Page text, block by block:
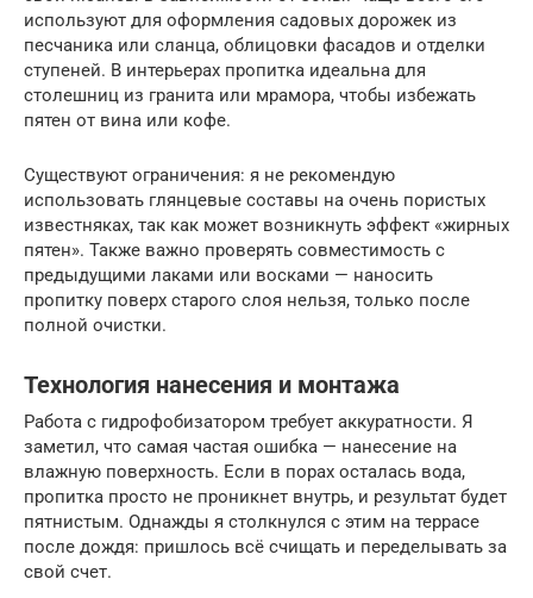
используют для оформления садовых дорожек из
песчаника или сланца, облицовки фасадов и отделки
ступеней. В интерьерах пропитка идеальна для
столешниц из гранита или мрамора, чтобы избежать
пятен от вина или кофе.
Существуют ограничения: я не рекомендую
использовать глянцевые составы на очень пористых
известняках, так как может возникнуть эффект «жирных
пятен». Также важно проверять совместимость с
предыдущими лаками или восками — наносить
пропитку поверх старого слоя нельзя, только после
полной очистки.
Технология нанесения и монтажа
Работа с гидрофобизатором требует аккуратности. Я
заметил, что самая частая ошибка — нанесение на
влажную поверхность. Если в порах осталась вода,
пропитка просто не проникнет внутрь, и результат будет
пятнистым. Однажды я столкнулся с этим на террасе
после дождя: пришлось всё счищать и переделывать за
свой счет.